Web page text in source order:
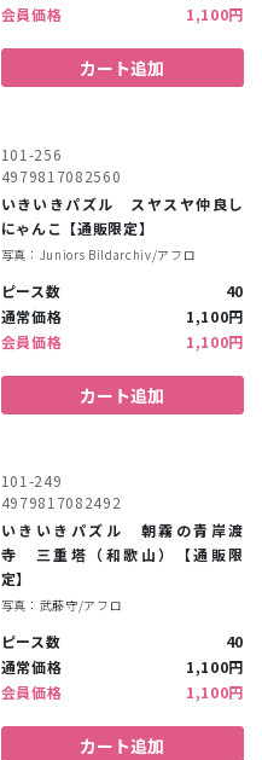
会員価格
1,100円
カート追加
101-256
4979817082560
いきいきパズル スヤスヤ仲良し
にゃんこ【通販限定】
写真：Juniors Bildarchiv/アフロ
ピース数
40
通常価格
1,100円
会員価格
1,100円
カート追加
101-249
4979817082492
いきいきパズル 朝霧の青岸渡
寺 三重塔（和歌山）【通販限
定】
写真：武藤守/アフロ
ピース数
40
通常価格
1,100円
会員価格
1,100円
カート追加